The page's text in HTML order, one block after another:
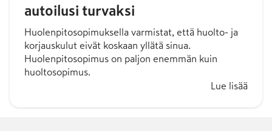
autoilusi turvaksi
Huolenpitosopimuksella varmistat, että huolto- ja
korjauskulut eivät koskaan yllätä sinua.
Huolenpitosopimus on paljon enemmän kuin
huoltosopimus.
Lue lisää